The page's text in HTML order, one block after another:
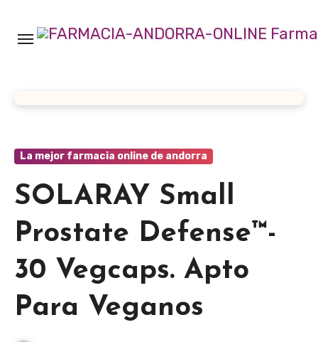
contenido
La mejor farmacia online de andorra
SOLARAY Small
Prostate Defense™-
30 Vegcaps. Apto
Para Veganos